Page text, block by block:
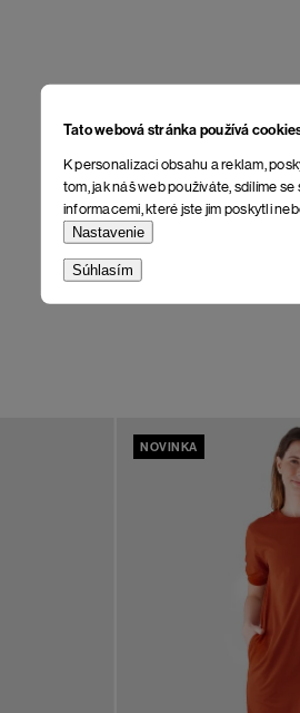
Tato webová stránka používá
K personalizaci obsahu a reklam,
tom, jak náš web používáte, sdílíme
informacemi, které jste jim poskytli
Nastavenie
Súhlasím
NOVINKA